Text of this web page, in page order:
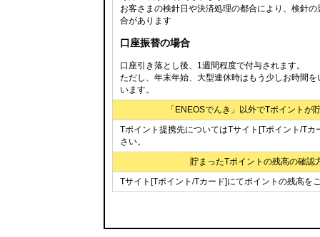
お客さまの検針日や決済処理の都合により、検針
合があります
口座振替の場合
口座引き落とし後、1週間程度で付与されます。
ただし、年末年始、大型連休時はもう少しお時間
います。
「ENEOSでんき」以外でTポイントが
Tポイント提携先についてはTサイト[Tポイント/Tカ
さい。
貯まったTポイントの残高の確認
Tサイト[Tポイント/Tカード]にてポイントの残高を